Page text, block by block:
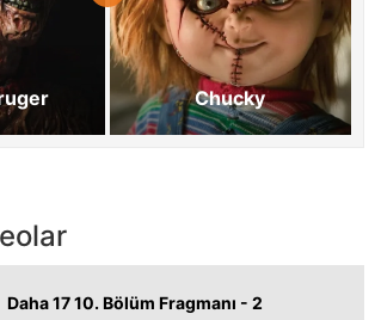
Chucky
Daha 17 10. Bölüm Fragmanı - 2